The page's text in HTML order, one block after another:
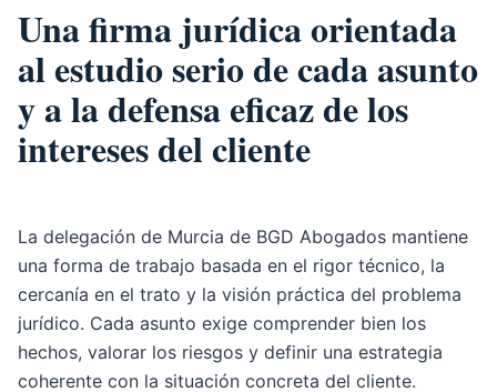
Una firma jurídica orientada
al estudio serio de cada asunto
y a la defensa eficaz de los
intereses del cliente
La delegación de Murcia de BGD Abogados mantiene
una forma de trabajo basada en el rigor técnico, la
cercanía en el trato y la visión práctica del problema
jurídico. Cada asunto exige comprender bien los
hechos, valorar los riesgos y definir una estrategia
coherente con la situación concreta del cliente.